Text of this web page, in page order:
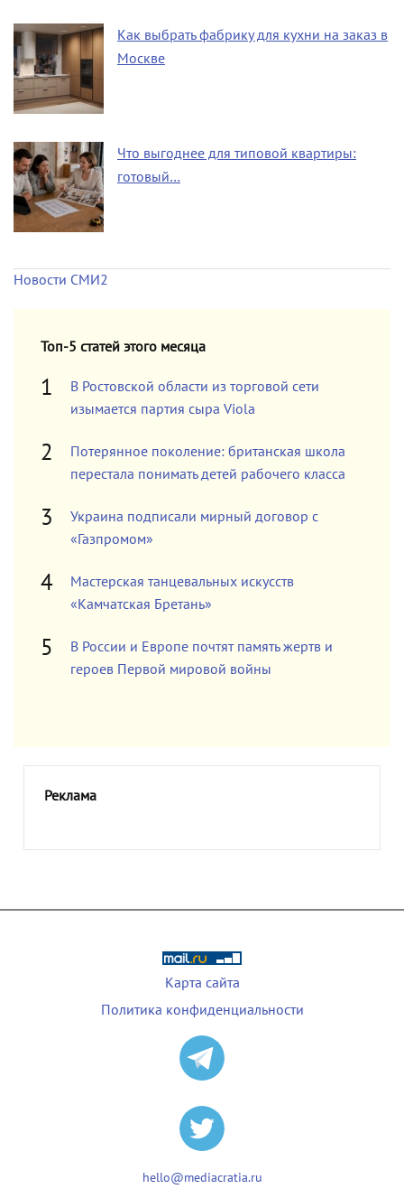
Как выбрать фабрику для кухни на заказ в
Москве
Что выгоднее для типовой квартиры:
готовый…
Новости СМИ2
Топ-5 статей этого месяца
В Ростовской области из торговой сети
изымается партия сыра Viola
Потерянное поколение: британская школа
перестала понимать детей рабочего класса
Украина подписали мирный договор с
«Газпромом»
Мастерская танцевальных искусств
«Камчатская Бретань»
В России и Европе почтят память жертв и
героев Первой мировой войны
Реклама
Карта сайта
Политика конфиденциальности
hello@mediacratia.ru